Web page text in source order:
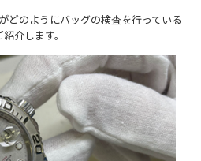
どのようにバッグの検査を行っている
介します。